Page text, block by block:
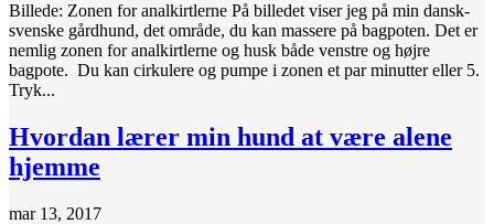
Billede: Zonen for analkirtlerne På billedet viser jeg på min dansk-
svenske gårdhund, det område, du kan massere på bagpoten. Det er
nemlig zonen for analkirtlerne og husk både venstre og højre
bagpote. Du kan cirkulere og pumpe i zonen et par minutter eller 5.
Tryk...
Hvordan lærer min hund at være alene
hjemme
mar 13, 2017